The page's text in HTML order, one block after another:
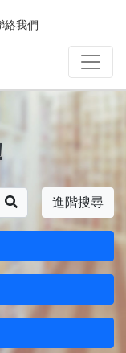
絡我們
進階搜尋